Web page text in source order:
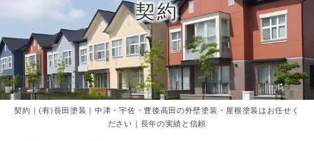
契約
契約｜(有)長田塗装｜中津・宇佐・豊後高田の外壁塗装・屋根塗装はお任せく
ださい｜長年の実績と信頼